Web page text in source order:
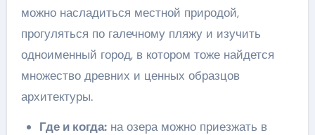
можно насладиться местной природой,
прогуляться по галечному пляжу и изучить
одноименный город, в котором тоже найдется
множество древних и ценных образцов
архитектуры.
Где и когда:на озера можно приезжать в